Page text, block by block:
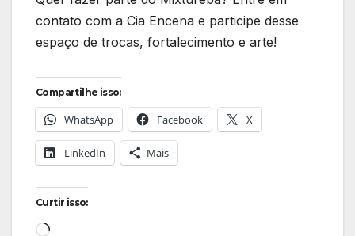
contato com a Cia Encena e participe desse
espaço de trocas, fortalecimento e arte!
Compartilhe isso:
WhatsApp Facebook X
LinkedIn Mais
Curtir isso:
Carregando...